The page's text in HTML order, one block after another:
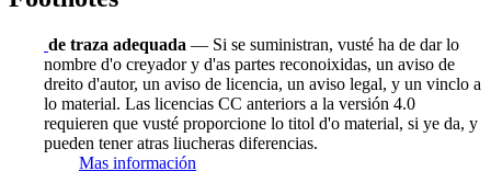
de traza adequada — Si se suministran, vusté ha de dar lo
nombre d'o creyador y d'as partes reconoixidas, un aviso de
dreito d'autor, un aviso de licencia, un aviso legal, y un vinclo a
lo material. Las licencias CC anteriors a la versión 4.0
requieren que vusté proporcione lo titol d'o material, si ye da, y
pueden tener atras liucheras diferencias.
Mas información